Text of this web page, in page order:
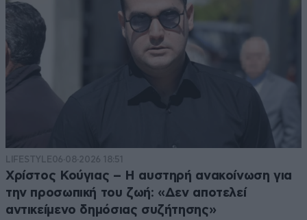
LIFESTYLE06·08·2026 18:51
Χρίστος Κούγιας – Η αυστηρή ανακοίνωση για
την προσωπική του ζωή: «Δεν αποτελεί
αντικείμενο δημόσιας συζήτησης»